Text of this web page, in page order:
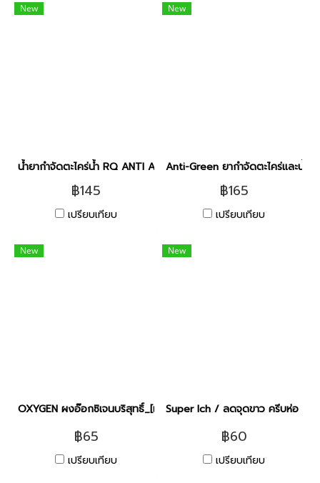
New
น้ำยากำจัดตะไคร่น้ำ RQ ANTI ALGAE 250ml [ได้ผล100%]
฿145
เปรียบเทียบ
New
Anti-Green ยากำจัดตะไคร่และน้ำเ
฿165
เปรียบเทียบ
New
OXYGEN ผงอ๊อกซิเจนบริสุทธิ์_[แบบกระปุ๊ก100g]
฿65
เปรียบเทียบ
New
Super Ich / ลดจุดขาว ครีบห่อ ลด
฿60
เปรียบเทียบ